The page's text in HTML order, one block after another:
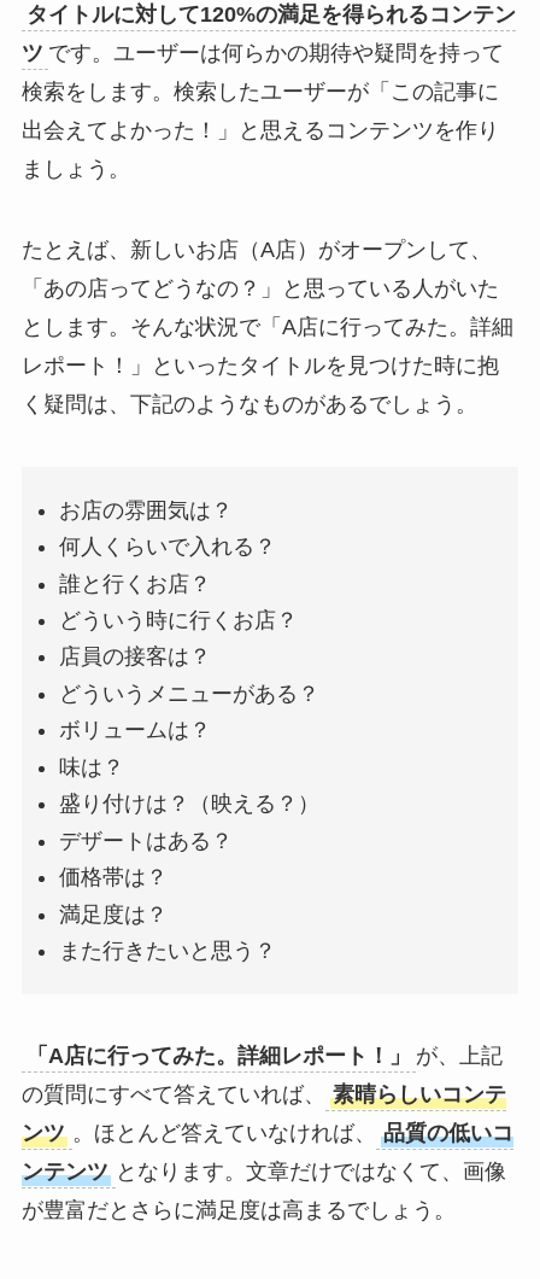
タイトルに対して120%の満足を得られるコンテン
ツ です。ユーザーは何らかの期待や疑問を持って
検索をします。検索したユーザーが「この記事に
出会えてよかった！」と思えるコンテンツを作り
ましょう。
たとえば、新しいお店（A店）がオープンして、
「あの店ってどうなの？」と思っている人がいた
とします。そんな状況で「A店に行ってみた。詳細
レポート！」といったタイトルを見つけた時に抱
く疑問は、下記のようなものがあるでしょう。
お店の雰囲気は？
何人くらいで入れる？
誰と行くお店？
どういう時に行くお店？
店員の接客は？
どういうメニューがある？
ボリュームは？
味は？
盛り付けは？（映える？）
デザートはある？
価格帯は？
満足度は？
また行きたいと思う？
「A店に行ってみた。詳細レポート！」
が、上記
の質問にすべて答えていれば、
素晴らしいコンテ
ンツ 。ほとんど答えていなければ、
品質の低いコ
ンテンツ となります。文章だけではなくて、画像
が豊富だとさらに満足度は高まるでしょう。